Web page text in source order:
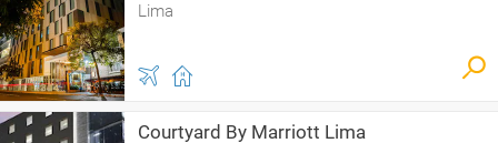
Lima
Courtyard By Marriott Lima